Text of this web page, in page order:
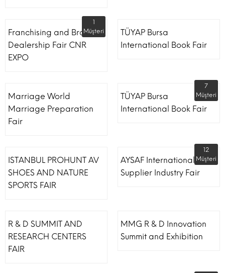
Franchising and Brand
Dealership Fair CNR
EXPO
1
Müşteri
TÜYAP Bursa
International Book Fair
Marriage World
Marriage Preparation
Fair
TÜYAP Bursa
International Book Fair
7
Müşteri
ISTANBUL PROHUNT AV
SHOES AND NATURE
SPORTS FAIR
AYSAF International Shoe
Supplier Industry Fair
12
Müşteri
R & D SUMMIT AND
RESEARCH CENTERS
FAIR
MMG R & D Innovation
Summit and Exhibition